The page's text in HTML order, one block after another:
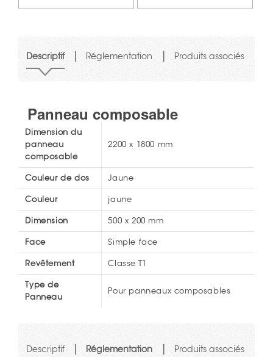
Descriptif | Réglementation | Produits associés
Panneau composable
Dimension du
panneau
composable
2200 x 1800 mm
Couleur de dos Jaune
Couleur jaune
Dimension 500 x 200 mm
Face Simple face
Revêtement Classe T1
Type de
Panneau
Pour panneaux composables
Descriptif | Réglementation | Produits associés